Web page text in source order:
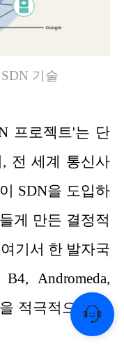
기술
프로젝트'는 단
전 세계 통신사
SDN을 도입하
게 만든 결정적
기서 한 발자국
Andromeda,
적극적으로 활